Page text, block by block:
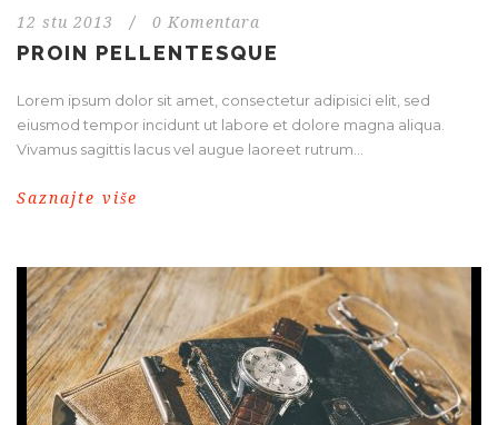
12 stu 2013 / 0 Komentara
PROIN PELLENTESQUE
Lorem ipsum dolor sit amet, consectetur adipisici elit, sed
eiusmod tempor incidunt ut labore et dolore magna aliqua.
Vivamus sagittis lacus vel augue laoreet rutrum...
Saznajte više